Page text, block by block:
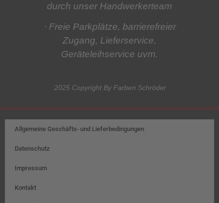
durch unser Handwerkerteam
⋅ Freie Parkplätze, barrierefreier
Zugang, Lieferservice,
Geräteleihservice uvm.
2025 Copyright By Farben Schröder
Allgemeine Geschäfts- und Lieferbedingungen
Datenschutz
Impressum
Kontakt